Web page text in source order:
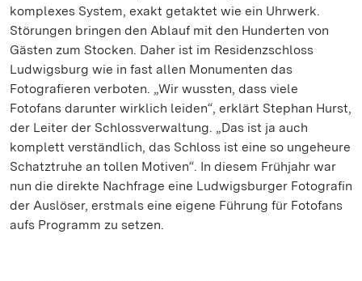
komplexes System, exakt getaktet wie ein Uhrwerk.
Störungen bringen den Ablauf mit den Hunderten von
Gästen zum Stocken. Daher ist im Residenzschloss
Ludwigsburg wie in fast allen Monumenten das
Fotografieren verboten. „Wir wussten, dass viele
Fotofans darunter wirklich leiden“, erklärt Stephan Hurst,
der Leiter der Schlossverwaltung. „Das ist ja auch
komplett verständlich, das Schloss ist eine so ungeheure
Schatztruhe an tollen Motiven“. In diesem Frühjahr war
nun die direkte Nachfrage eine Ludwigsburger Fotografin
der Auslöser, erstmals eine eigene Führung für Fotofans
aufs Programm zu setzen.